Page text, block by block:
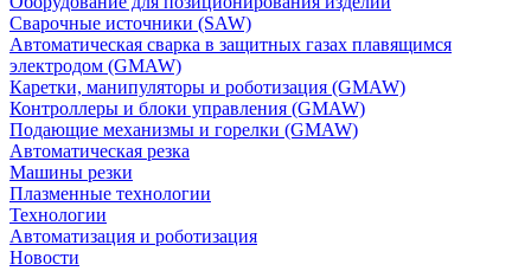
Сварочные источники (SAW)
Автоматическая сварка в защитных газах плавящимся
электродом (GMAW)
Каретки, манипуляторы и роботизация (GMAW)
Контроллеры и блоки управления (GMAW)
Подающие механизмы и горелки (GMAW)
Автоматическая резка
Машины резки
Плазменные технологии
Технологии
Автоматизация и роботизация
Новости